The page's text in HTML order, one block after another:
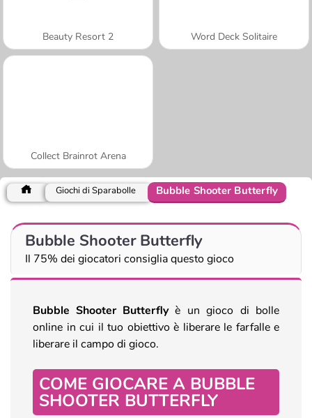
Beauty Resort 2 Word Deck Solitaire
Collect Brainrot Arena
Giochi di Sparabolle Bubble Shooter Butterfly
Bubble Shooter Butterfly
Il 75% dei giocatori consiglia questo gioco
Bubble Shooter Butterflyè un gioco di bolle
online in cui il tuo obiettivo è liberare le farfalle e
liberare il campo di gioco.
COME GIOCARE A BUBBLE
SHOOTER BUTTERFLY